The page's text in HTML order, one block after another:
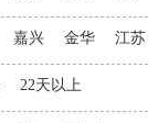
嘉兴 金华 江苏
22天以上